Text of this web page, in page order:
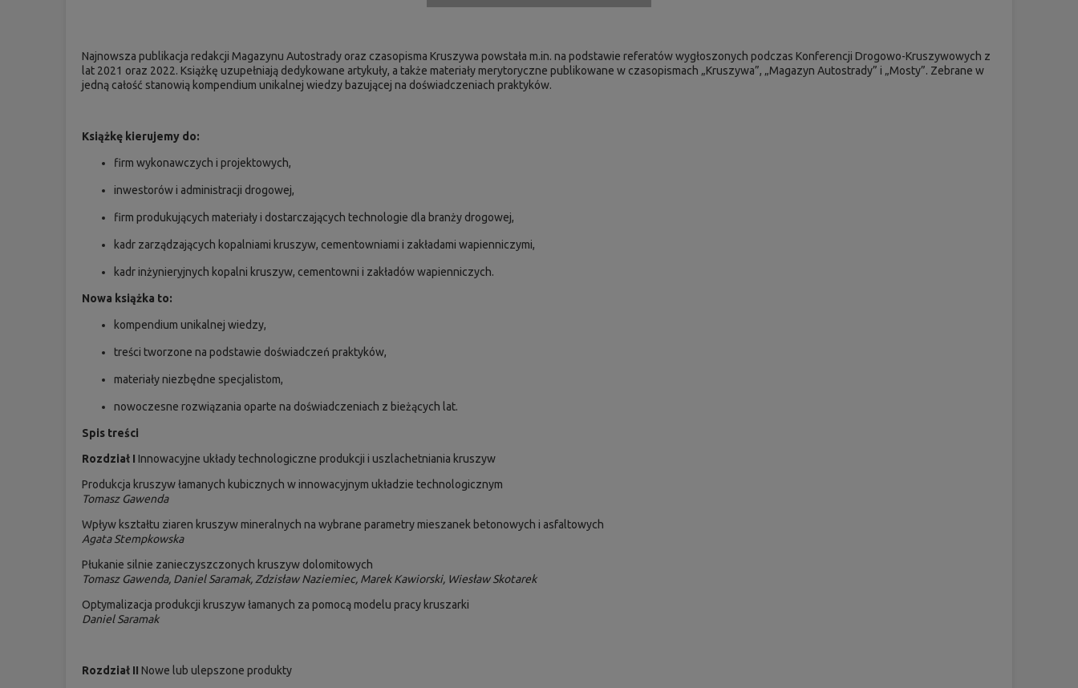
Najnowsza publikacja redakcji Magazynu Autostrady oraz czasopisma Kruszywa powstała m.in. na podstawie referatów wygłoszonych podczas Konferencji Drogowo-Kruszywowych z
lat 2021 oraz 2022. Książkę uzupełniają dedykowane artykuły, a także materiały merytoryczne publikowane w czasopismach „Kruszywa”, „Magazyn Autostrady” i „Mosty”. Zebrane w
jedną całość stanowią kompendium unikalnej wiedzy bazującej na doświadczeniach praktyków.
Książkę kierujemy do:
firm wykonawczych i projektowych,
inwestorów i administracji drogowej,
firm produkujących materiały i dostarczających technologie dla branży drogowej,
kadr zarządzających kopalniami kruszyw, cementowniami i zakładami wapienniczymi,
kadr inżynieryjnych kopalni kruszyw, cementowni i zakładów wapienniczych.
Nowa książka to:
kompendium unikalnej wiedzy,
treści tworzone na podstawie doświadczeń praktyków,
materiały niezbędne specjalistom,
nowoczesne rozwiązania oparte na doświadczeniach z bieżących lat.
Spis treści
Rozdział IInnowacyjne układy technologiczne produkcji i uszlachetniania kruszyw
Produkcja kruszyw łamanych kubicznych w innowacyjnym układzie technologicznym
Tomasz Gawenda
Wpływ kształtu ziaren kruszyw mineralnych na wybrane parametry mieszanek betonowych i asfaltowych
Agata Stempkowska
Płukanie silnie zanieczyszczonych kruszyw dolomitowych
Tomasz Gawenda, Daniel Saramak, Zdzisław Naziemiec, Marek Kawiorski, Wiesław Skotarek
Optymalizacja produkcji kruszyw łamanych za pomocą modelu pracy kruszarki
Daniel Saramak
Rozdział IINowe lub ulepszone produkty